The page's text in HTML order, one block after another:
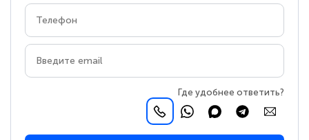
Где удобнее ответить?